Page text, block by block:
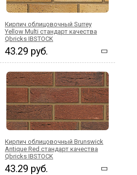
Кирпич облицовочный Surrey
Yellow Multi стандарт качества
Qbricks IBSTOCK
43.29 руб.
Кирпич облицовочный Brunswick
Antique Red стандарт качества
Qbricks IBSTOCK
43.29 руб.